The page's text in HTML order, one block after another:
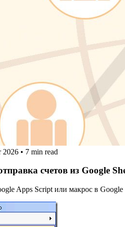
2026 • 7 min read
счетов из Google
Apps Script или макрос в